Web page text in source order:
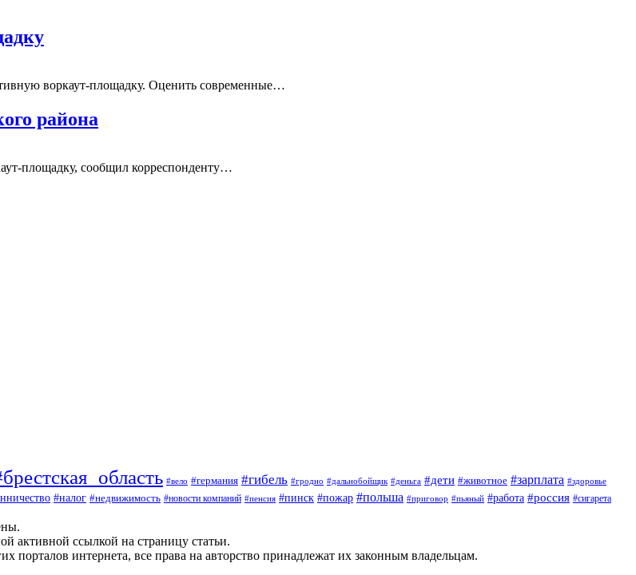
воркаут-площадку. Оценить современные…
района
площадку, сообщил корреспонденту…
#вело #германия #гибель #гродно #дальнобойщик #деньга #дети #животное #зарплата #здоровье
#налог #недвижимость #новости компаний #пенсия #пинск #пожар #польша #приговор #пьяный #работа #россия #сигарета
активной ссылкой на страницу статьи.
порталов интернета, все права на авторство принадлежат их законным владельцам.